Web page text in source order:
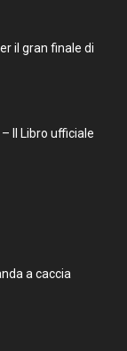
il gran finale di
Il Libro ufficiale
a caccia